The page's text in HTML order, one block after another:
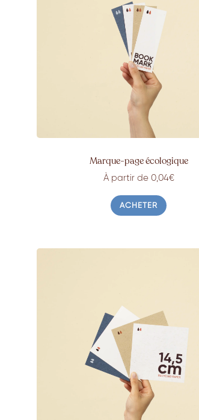
Marque-page écologique
À partir de 0,04€
ACHETER